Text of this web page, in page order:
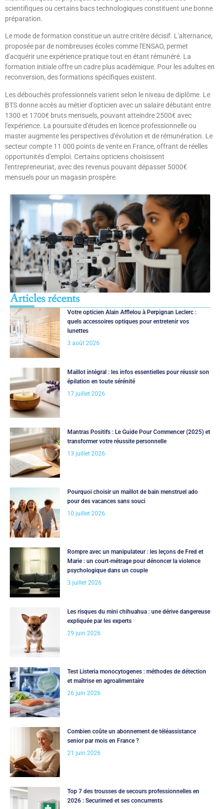
scientifiques ou certains bacs technologiques constituent une bonne
préparation.
Le mode de formation constitue un autre critère décisif. L'alternance,
proposée par de nombreuses écoles comme l'ENSAO, permet
d'acquérir une expérience pratique tout en étant rémunéré. La
formation initiale offre un cadre plus académique. Pour les adultes en
reconversion, des formations spécifiques existent.
Les débouchés professionnels varient selon le niveau de diplôme. Le
BTS donne accès au métier d'opticien avec un salaire débutant entre
1300 et 1700€ bruts mensuels, pouvant atteindre 2500€ avec
l'expérience. La poursuite d'études en licence professionnelle ou
master augmente les perspectives d'évolution et de rémunération. Le
secteur compte 11 000 points de vente en France, offrant de réelles
opportunités d'emploi. Certains opticiens choisissent
l'entrepreneuriat, avec des revenus pouvant dépasser 5000€
mensuels pour un magasin prospère.
Articles récents
Votre opticien Alain Afflelou à Perpignan Leclerc :
quels accessoires optiques pour entretenir vos
lunettes
3 août 2026
Maillot intégral : les infos essentielles pour réussir son
épilation en toute sérénité
17 juillet 2026
Mantras Positifs : Le Guide Pour Commencer (2025) et
transformer votre réussite personnelle
13 juillet 2026
Pourquoi choisir un maillot de bain menstruel ado
pour des vacances sans souci
10 juillet 2026
Rompre avec un manipulateur : les leçons de Fred et
Marie : un court-métrage pour dénoncer la violence
psychologique dans un couple
3 juillet 2026
Les risques du mini chihuahua : une dérive dangereuse
expliquée par les experts
29 juin 2026
Test Listeria monocytogenes : méthodes de détection
et maîtrise en agroalimentaire
26 juin 2026
Combien coûte un abonnement de téléassistance
senior par mois en France ?
21 juin 2026
Top 7 des trousses de secours professionnelles en
2026 : Securimed et ses concurrents